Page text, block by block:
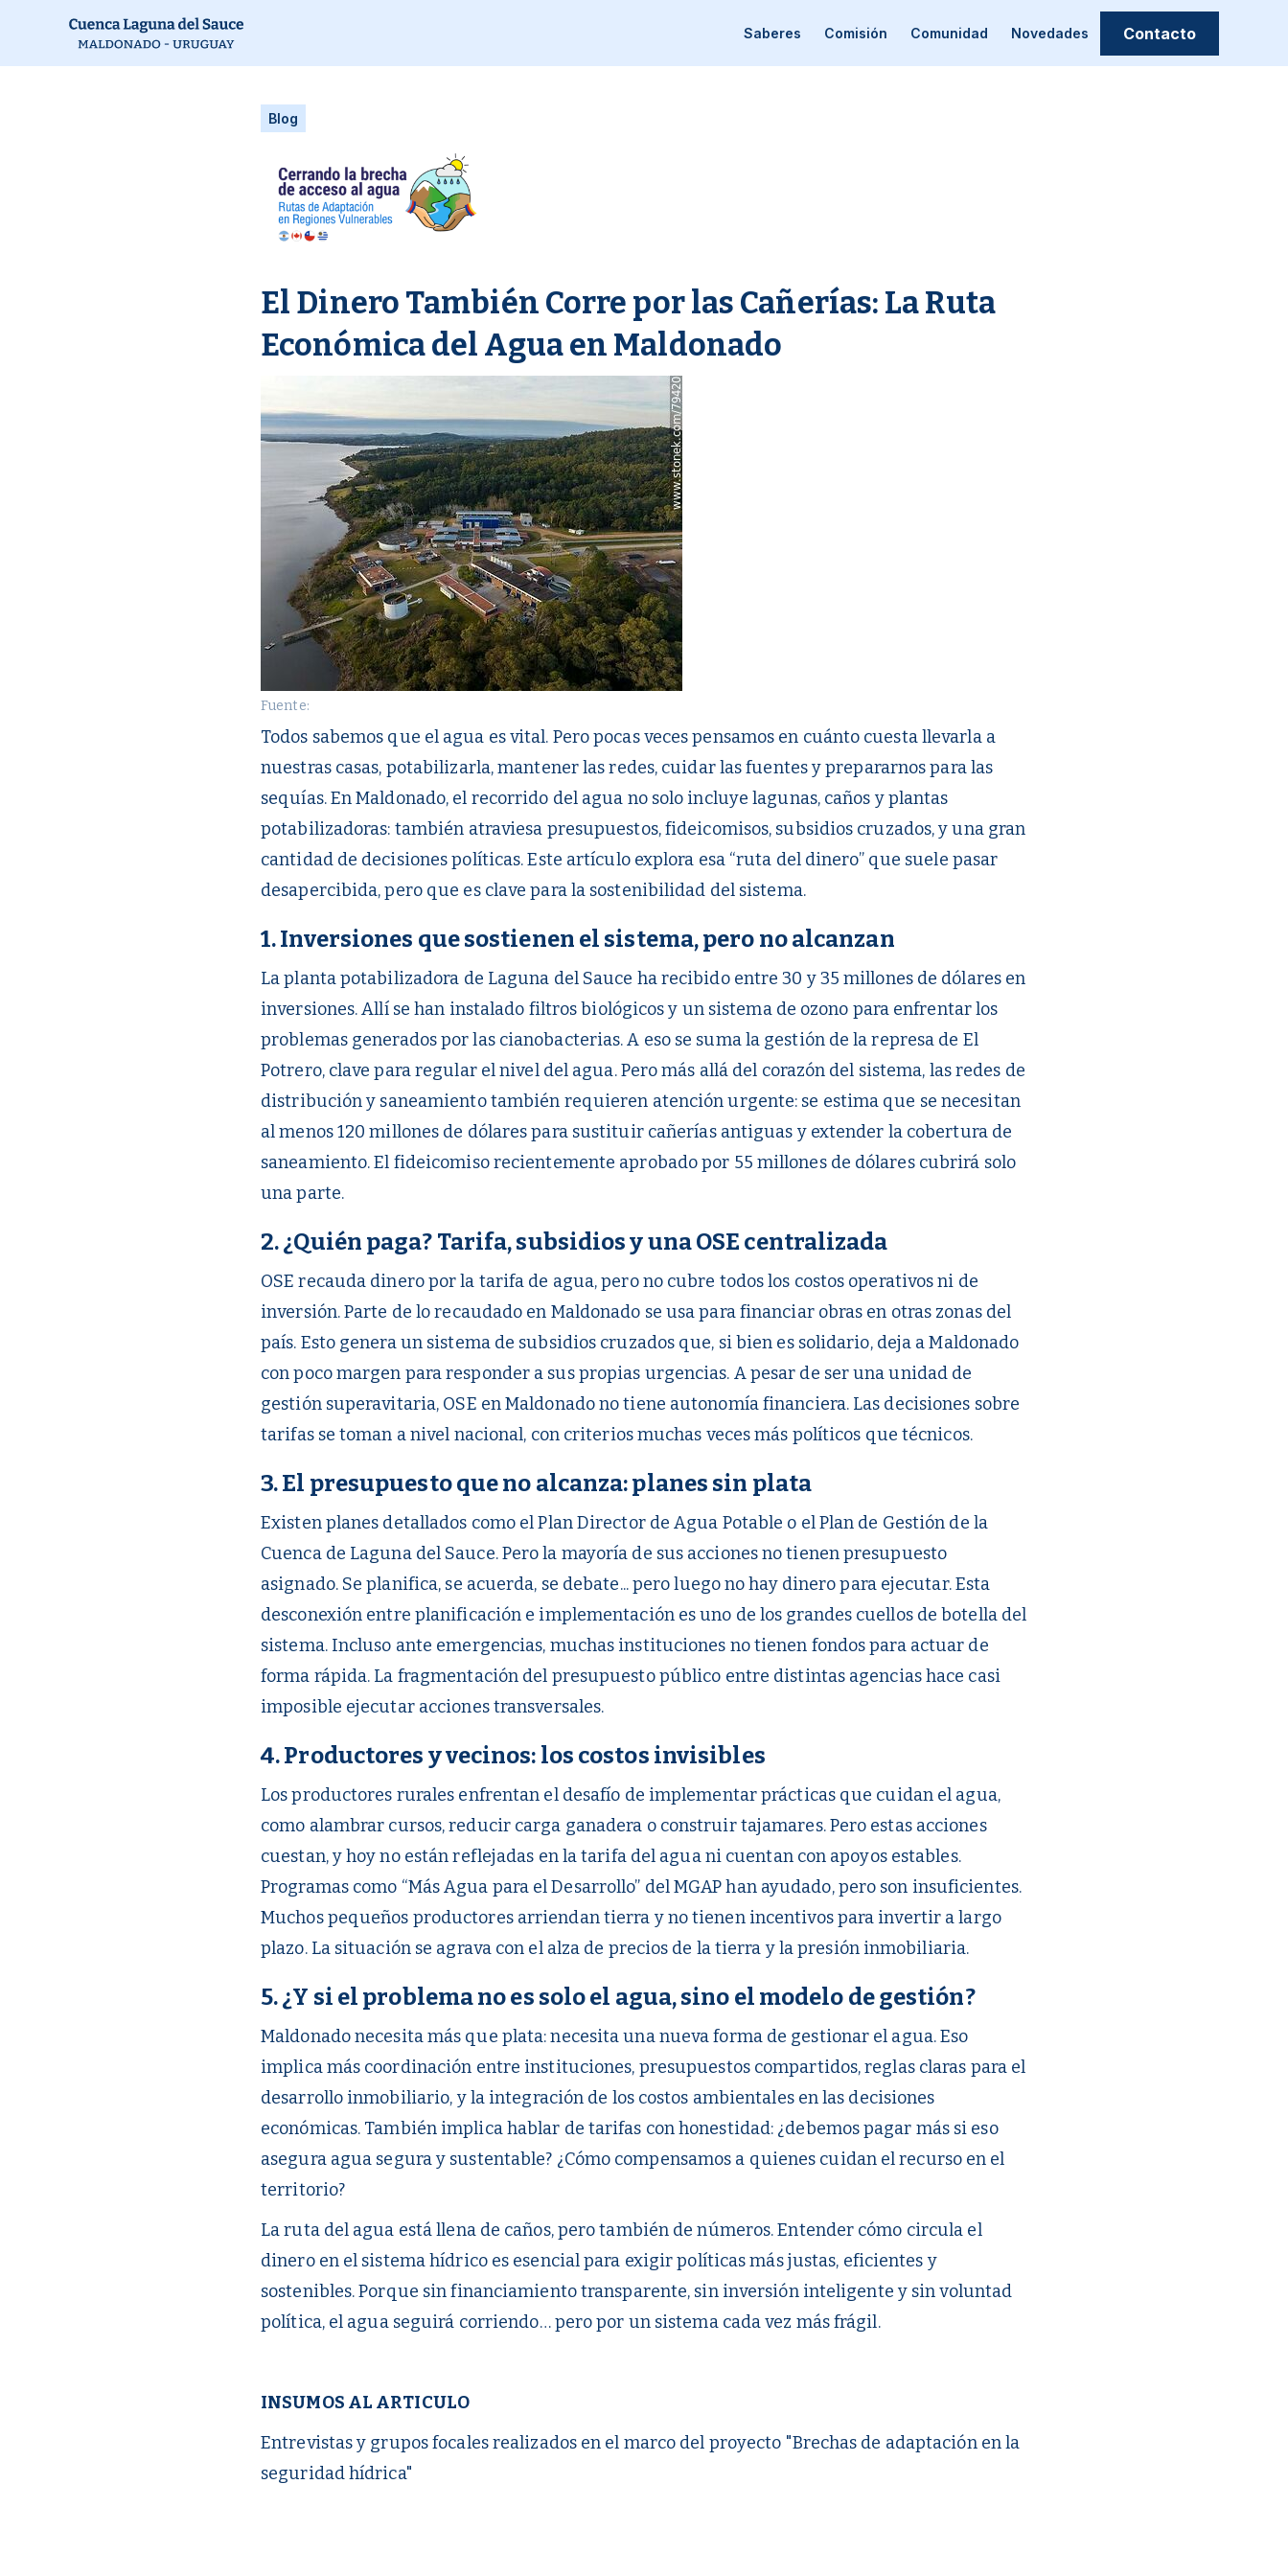
Saberes Comisión Comunidad Novedades Contacto
Blog
El Dinero También Corre por las Cañerías: La Ruta
Económica del Agua en Maldonado
Fuente:
Todos sabemos que el agua es vital. Pero pocas veces pensamos en cuánto cuesta llevarla a
nuestras casas, potabilizarla, mantener las redes, cuidar las fuentes y prepararnos para las
sequías. En Maldonado, el recorrido del agua no solo incluye lagunas, caños y plantas
potabilizadoras: también atraviesa presupuestos, fideicomisos, subsidios cruzados, y una gran
cantidad de decisiones políticas. Este artículo explora esa “ruta del dinero” que suele pasar
desapercibida, pero que es clave para la sostenibilidad del sistema.
1. Inversiones que sostienen el sistema, pero no alcanzan
La planta potabilizadora de Laguna del Sauce ha recibido entre 30 y 35 millones de dólares en
inversiones. Allí se han instalado filtros biológicos y un sistema de ozono para enfrentar los
problemas generados por las cianobacterias. A eso se suma la gestión de la represa de El
Potrero, clave para regular el nivel del agua. Pero más allá del corazón del sistema, las redes de
distribución y saneamiento también requieren atención urgente: se estima que se necesitan
al menos 120 millones de dólares para sustituir cañerías antiguas y extender la cobertura de
saneamiento. El fideicomiso recientemente aprobado por 55 millones de dólares cubrirá solo
una parte.
2. ¿Quién paga? Tarifa, subsidios y una OSE centralizada
OSE recauda dinero por la tarifa de agua, pero no cubre todos los costos operativos ni de
inversión. Parte de lo recaudado en Maldonado se usa para financiar obras en otras zonas del
país. Esto genera un sistema de subsidios cruzados que, si bien es solidario, deja a Maldonado
con poco margen para responder a sus propias urgencias. A pesar de ser una unidad de
gestión superavitaria, OSE en Maldonado no tiene autonomía financiera. Las decisiones sobre
tarifas se toman a nivel nacional, con criterios muchas veces más políticos que técnicos.
3. El presupuesto que no alcanza: planes sin plata
Existen planes detallados como el Plan Director de Agua Potable o el Plan de Gestión de la
Cuenca de Laguna del Sauce. Pero la mayoría de sus acciones no tienen presupuesto
asignado. Se planifica, se acuerda, se debate... pero luego no hay dinero para ejecutar. Esta
desconexión entre planificación e implementación es uno de los grandes cuellos de botella del
sistema. Incluso ante emergencias, muchas instituciones no tienen fondos para actuar de
forma rápida. La fragmentación del presupuesto público entre distintas agencias hace casi
imposible ejecutar acciones transversales.
4. Productores y vecinos: los costos invisibles
Los productores rurales enfrentan el desafío de implementar prácticas que cuidan el agua,
como alambrar cursos, reducir carga ganadera o construir tajamares. Pero estas acciones
cuestan, y hoy no están reflejadas en la tarifa del agua ni cuentan con apoyos estables.
Programas como “Más Agua para el Desarrollo” del MGAP han ayudado, pero son insuficientes.
Muchos pequeños productores arriendan tierra y no tienen incentivos para invertir a largo
plazo. La situación se agrava con el alza de precios de la tierra y la presión inmobiliaria.
5. ¿Y si el problema no es solo el agua, sino el modelo de gestión?
Maldonado necesita más que plata: necesita una nueva forma de gestionar el agua. Eso
implica más coordinación entre instituciones, presupuestos compartidos, reglas claras para el
desarrollo inmobiliario, y la integración de los costos ambientales en las decisiones
económicas. También implica hablar de tarifas con honestidad: ¿debemos pagar más si eso
asegura agua segura y sustentable? ¿Cómo compensamos a quienes cuidan el recurso en el
territorio?
La ruta del agua está llena de caños, pero también de números. Entender cómo circula el
dinero en el sistema hídrico es esencial para exigir políticas más justas, eficientes y
sostenibles. Porque sin financiamiento transparente, sin inversión inteligente y sin voluntad
política, el agua seguirá corriendo… pero por un sistema cada vez más frágil.
INSUMOS AL ARTICULO
Entrevistas y grupos focales realizados en el marco del proyecto "Brechas de adaptación en la
seguridad hídrica"